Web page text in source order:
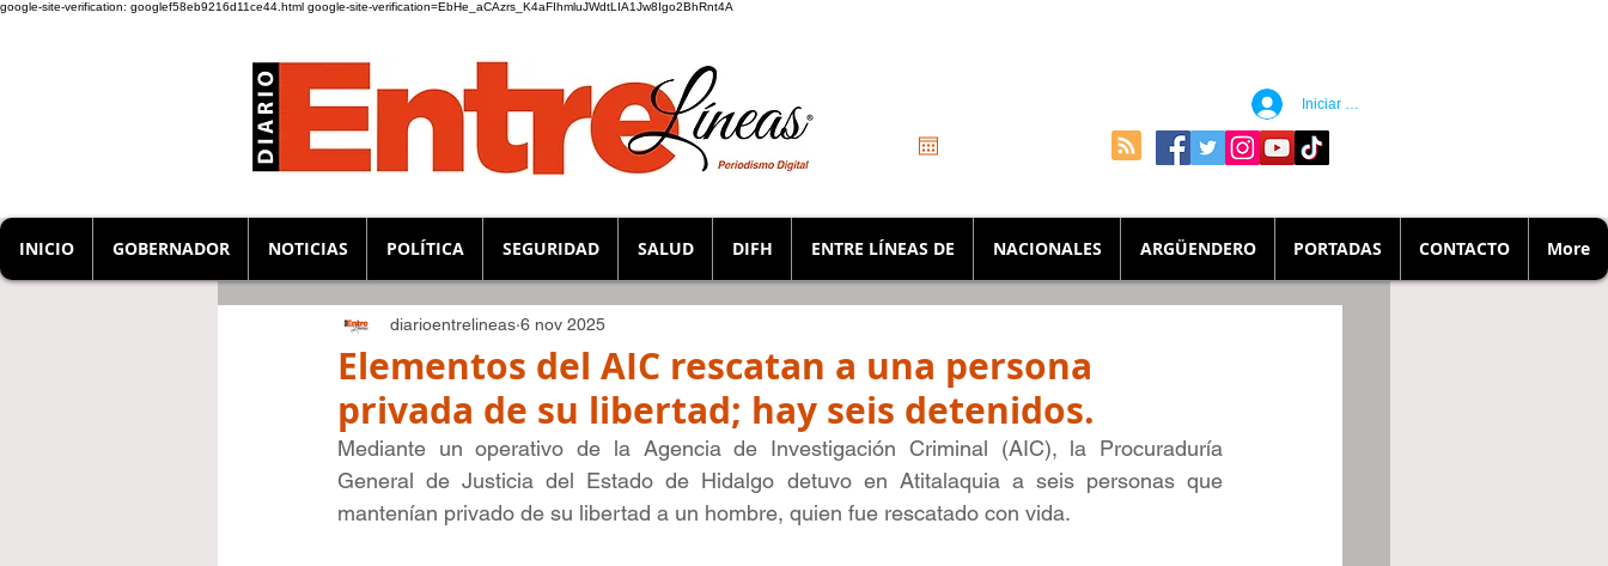
google-site-verification: googlef58eb9216d11ce44.html google-site-verification=EbHe_aCAzrs_K4aFIhmluJWdtLIA1Jw8Igo2BhRnt4A
Iniciar sesión
INICIO GOBERNADOR NOTICIAS POLÍTICA SEGURIDAD SALUD DIFH ENTRE LÍNEAS DE NACIONALES ARGÜENDERO PORTADAS CONTACTO More
Elementos del AIC rescatan a una persona
privada de su libertad; hay seis detenidos.
diarioentrelineas 6 nov 2025
Mediante un operativo de la Agencia de Investigación Criminal (AIC), la Procuraduría
General de Justicia del Estado de Hidalgo detuvo en Atitalaquia a seis personas que
mantenían privado de su libertad a un hombre, quien fue rescatado con vida.